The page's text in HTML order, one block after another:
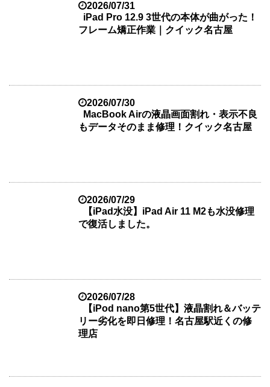
2026/07/31
iPad Pro 12.9 3世代の本体が曲がった！
フレーム矯正作業｜クイック名古屋
2026/07/30
MacBook Airの液晶画面割れ・表示不良
もデータそのまま修理！クイック名古屋
2026/07/29
【iPad水没】iPad Air 11 M2も水没修理
で復活しました。
2026/07/28
【iPod nano第5世代】液晶割れ＆バッテ
リー劣化を即日修理！名古屋駅近くの修
理店